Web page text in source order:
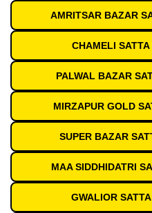
AMRITSAR BAZAR
CHAMELI
PALWAL BAZAR
MIRZAPUR GOLD
SUPER BAZAR
MAA SIDDHIDATRI
GWALIOR